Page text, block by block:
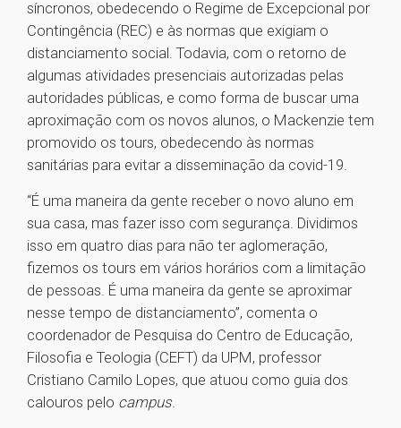
síncronos, obedecendo o Regime de Excepcional por
Contingência (REC) e às normas que exigiam o
distanciamento social. Todavia, com o retorno de
algumas atividades presenciais autorizadas pelas
autoridades públicas, e como forma de buscar uma
aproximação com os novos alunos, o Mackenzie tem
promovido os tours, obedecendo às normas
sanitárias para evitar a disseminação da covid-19.
“É uma maneira da gente receber o novo aluno em
sua casa, mas fazer isso com segurança. Dividimos
isso em quatro dias para não ter aglomeração,
fizemos os tours em vários horários com a limitação
de pessoas. É uma maneira da gente se aproximar
nesse tempo de distanciamento”, comenta o
coordenador de Pesquisa do Centro de Educação,
Filosofia e Teologia (CEFT) da UPM, professor
Cristiano Camilo Lopes, que atuou como guia dos
calouros pelo campus.